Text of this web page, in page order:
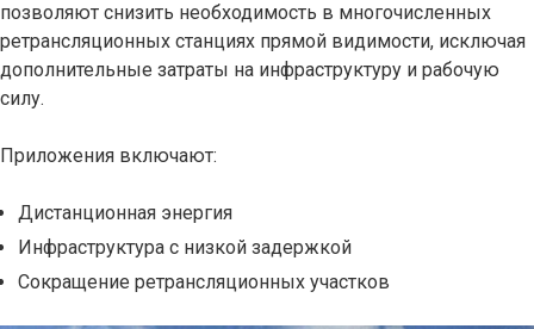
позволяют снизить необходимость в многочисленных
ретрансляционных станциях прямой видимости, исключая
дополнительные затраты на инфраструктуру и рабочую
силу.
Приложения включают:
Дистанционная энергия
Инфраструктура с низкой задержкой
Сокращение ретрансляционных участков